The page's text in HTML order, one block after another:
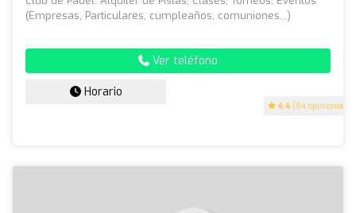
4.4 (84 opiniones)
(Empresas, Particulares, cumpleaños, comuniones...)
Ver teléfono
Horario